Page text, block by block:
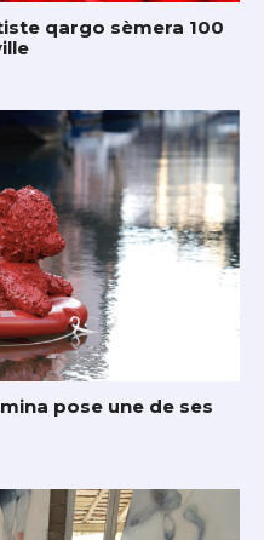
qargo sèmera 100
pose une de ses